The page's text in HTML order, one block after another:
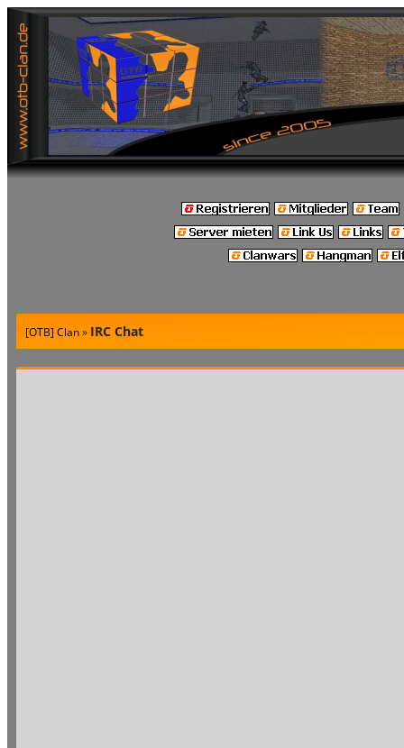
[OTB] Clan» IRC Chat